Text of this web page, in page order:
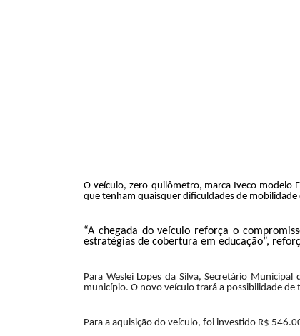
O veículo, zero-quilômetro, marca Iveco modelo
que tenham quaisquer dificuldades de mobilidade
“A chegada do veículo reforça o
estratégias de cobertura em educação”,
Para Weslei Lopes da Silva, Secretário
município. O novo veículo trará a possibilidade
Para a aquisição do veículo, foi investido R$